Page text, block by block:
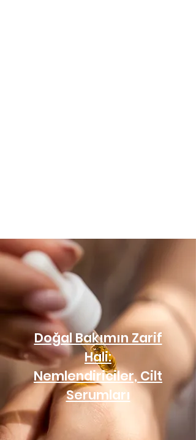
Doğal Bakımın Zarif
Hali:
Nemlendiriciler, Cilt
Serumları